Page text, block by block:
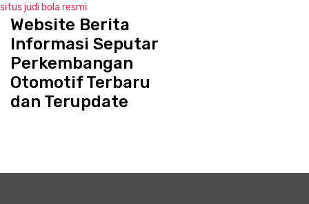
situs judi bola resmi
e
Website Berita
Informasi Seputar
Perkembangan
Otomotif Terbaru
dan Terupdate